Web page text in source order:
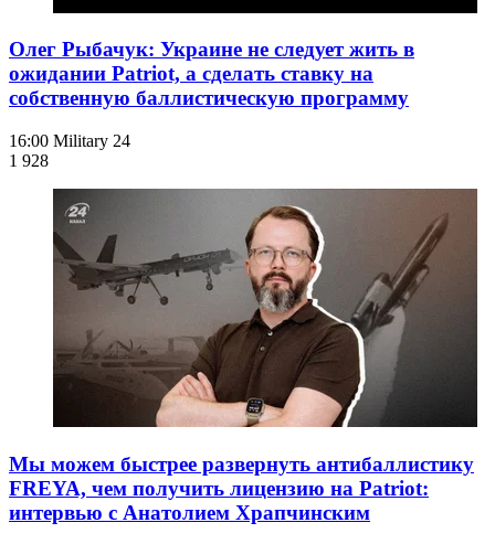
Олег Рыбачук: Украине не следует жить в
ожидании Patriot, а сделать ставку на
собственную баллистическую программу
16:00 Military 24
1 928
Мы можем быстрее развернуть антибаллистику
FREYA, чем получить лицензию на Patriot:
интервью с Анатолием Храпчинским